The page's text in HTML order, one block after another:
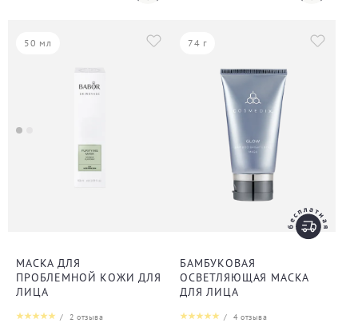
50 мл
МАСКА ДЛЯ
ПРОБЛЕМНОЙ КОЖИ ДЛЯ
ЛИЦА
/ 2 отзыва
74 г
БАМБУКОВАЯ
ОСВЕТЛЯЮЩАЯ МАСКА
ДЛЯ ЛИЦА
/ 4отзыва